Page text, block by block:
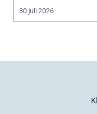
än på kunder och ut...
30 juli 2026